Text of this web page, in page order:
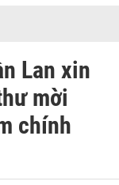
Lan xin
mời
chính